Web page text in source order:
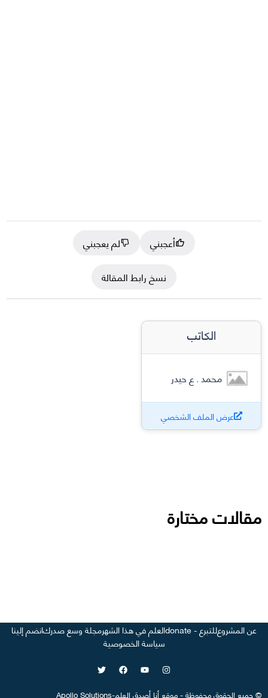
أعجبني
لم يعجبني
نسخ رابط المقالة
الكاتب
محمد . ع حيدر
عرض الملف الشخصي
مقالات مختارة
عن المشروعللتبرع - donate العلم في هذا الشهرمجلة وسع صدركانضم إلينا
سياسة الخصوصية
©جميع الحقوق محفوظة-موقع أنا أصدق العلم-
Apollo Solutions